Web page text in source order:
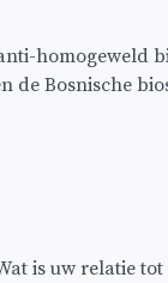
homogeweld
de Bosnische
is uw relatie